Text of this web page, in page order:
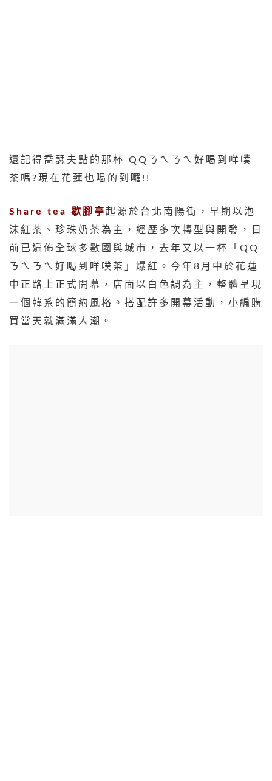
還記得喬瑟夫點的那杯 QQㄋㄟㄋㄟ好喝到咩噗
茶嗎?現在花蓮也喝的到囉!!
Share tea 歇腳亭起源於台北南陽街，早期以泡
沫紅茶、珍珠奶茶為主，經歷多次轉型與開發，日
前已遍佈全球多數國與城市，去年又以一杯「QQ
ㄋㄟㄋㄟ好喝到咩噗茶」爆紅。今年8月中於花蓮
中正路上正式開幕，店面以白色調為主，整體呈現
一個韓系的簡約風格。搭配許多開幕活動，小編購
買當天就滿滿人潮。